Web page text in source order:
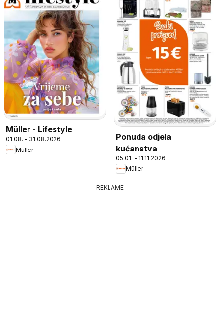
Müller - Lifestyle
01.08. - 31.08.2026
Müller
Ponuda odjela
kućanstva
05.01. - 11.11.2026
Müller
REKLAME